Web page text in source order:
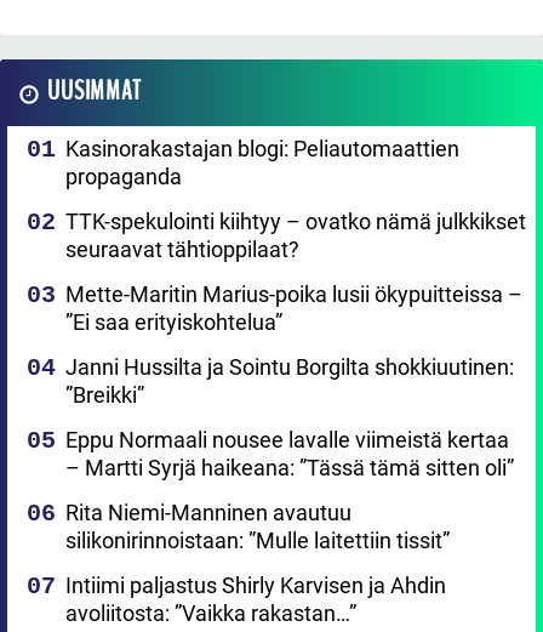
UUSIMMAT
Kasinorakastajan blogi: Peliautomaattien
propaganda
TTK-spekulointi kiihtyy – ovatko nämä julkkikset
seuraavat tähtioppilaat?
Mette-Maritin Marius-poika lusii ökypuitteissa –
”Ei saa erityiskohtelua”
Janni Hussilta ja Sointu Borgilta shokkiuutinen:
”Breikki”
Eppu Normaali nousee lavalle viimeistä kertaa
– Martti Syrjä haikeana: ”Tässä tämä sitten oli”
Rita Niemi-Manninen avautuu
silikonirinnoistaan: ”Mulle laitettiin tissit”
Intiimi paljastus Shirly Karvisen ja Ahdin
avoliitosta: ”Vaikka rakastan…”